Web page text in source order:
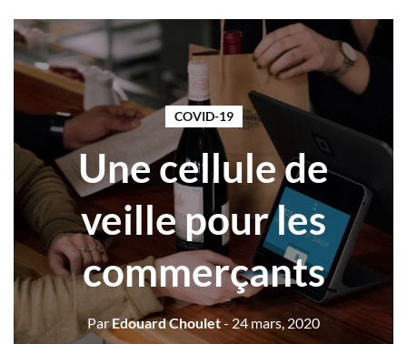
COVID-19
Une cellule de
veille pour les
commerçants
ParEdouard Choulet- 24 mars, 2020